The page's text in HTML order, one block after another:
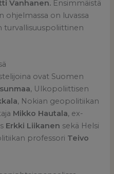
Vanhanen. Ensimmäistä
ohjelmassa on luvassa
turvallisuuspoliittinen
ovat Suomen
, Ulkopoliittisen
, Nokian geopolitiikan
Mikko Hautala, ex-
Erkki Liikanen sekä Helsi
professori Teivo